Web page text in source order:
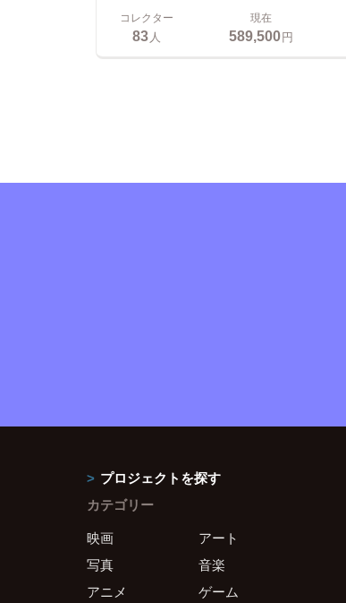
コレクター
83人
現在
589,500円
プロジェクトを探す
カテゴリー
映画
アート
写真
音楽
アニメ
ゲーム